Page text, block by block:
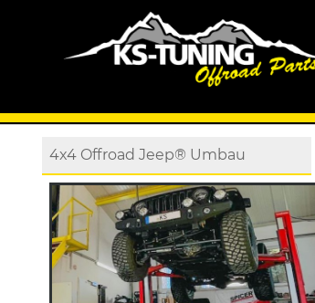
4x4 Offroad Jeep® Umbau